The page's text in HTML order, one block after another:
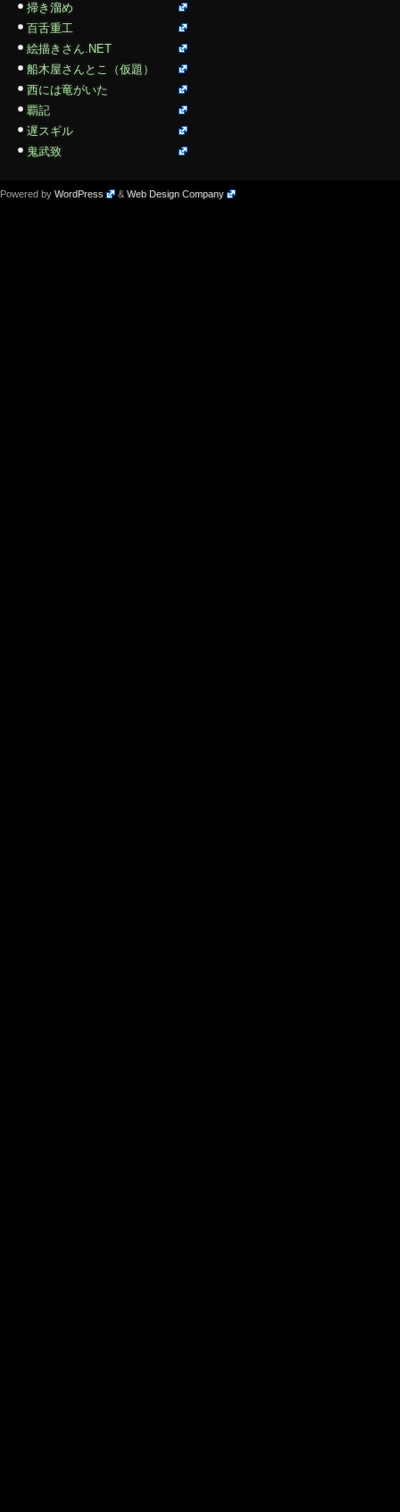
掃き溜め
百舌重工
絵描きさん.NET
船木屋さんとこ（仮題）
西には竜がいた
覇記
遅スギル
鬼武致
Powered by WordPress & Web Design Company